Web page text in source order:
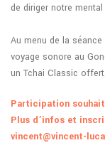
de diriger notre
Au menu de la séance
voyage sonore au
un Tchai Classic offert.
Participation
Plus d’infos et
vincent@vincent-